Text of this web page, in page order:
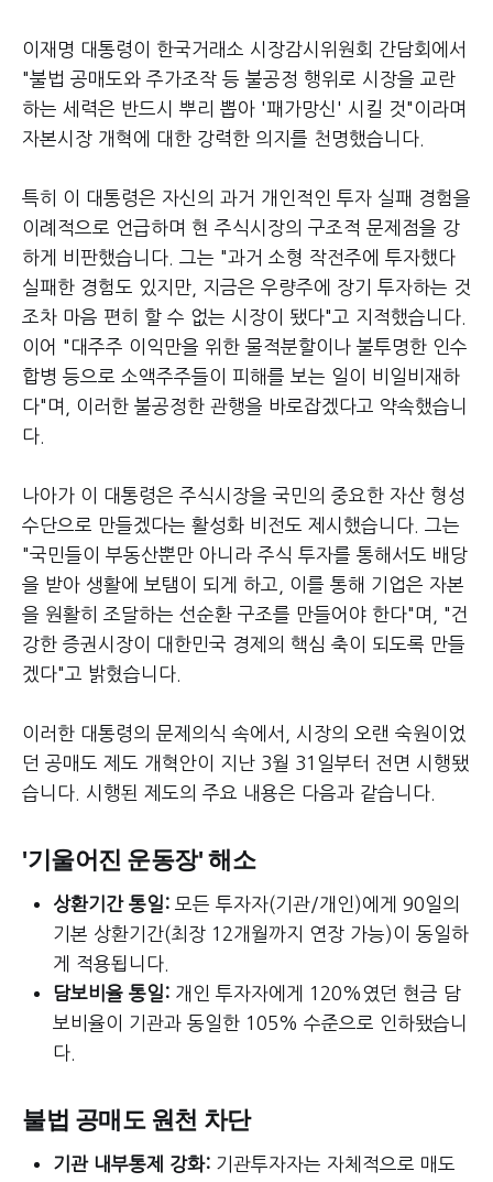
이재명 대통령이 한국거래소 시장감시위원회 간담회에서
"불법 공매도와 주가조작 등 불공정 행위로 시장을 교란
하는 세력은 반드시 뿌리 뽑아 '패가망신' 시킬 것"이라며
자본시장 개혁에 대한 강력한 의지를 천명했습니다.
특히 이 대통령은 자신의 과거 개인적인 투자 실패 경험을
이례적으로 언급하며 현 주식시장의 구조적 문제점을 강
하게 비판했습니다. 그는 "과거 소형 작전주에 투자했다
실패한 경험도 있지만, 지금은 우량주에 장기 투자하는 것
조차 마음 편히 할 수 없는 시장이 됐다"고 지적했습니다.
이어 "대주주 이익만을 위한 물적분할이나 불투명한 인수
합병 등으로 소액주주들이 피해를 보는 일이 비일비재하
다"며, 이러한 불공정한 관행을 바로잡겠다고 약속했습니
다.
나아가 이 대통령은 주식시장을 국민의 중요한 자산 형성
수단으로 만들겠다는 활성화 비전도 제시했습니다. 그는
"국민들이 부동산뿐만 아니라 주식 투자를 통해서도 배당
을 받아 생활에 보탬이 되게 하고, 이를 통해 기업은 자본
을 원활히 조달하는 선순환 구조를 만들어야 한다"며, "건
강한 증권시장이 대한민국 경제의 핵심 축이 되도록 만들
겠다"고 밝혔습니다.
이러한 대통령의 문제의식 속에서, 시장의 오랜 숙원이었
던 공매도 제도 개혁안이 지난 3월 31일부터 전면 시행됐
습니다. 시행된 제도의 주요 내용은 다음과 같습니다.
'기울어진 운동장' 해소
상환기간 통일: 모든 투자자(기관/개인)에게 90일의
기본 상환기간(최장 12개월까지 연장 가능)이 동일하
게 적용됩니다.
담보비율 통일: 개인 투자자에게 120%였던 현금 담
보비율이 기관과 동일한 105% 수준으로 인하됐습니
다.
불법 공매도 원천 차단
기관 내부통제 강화: 기관투자자는 자체적으로 매도